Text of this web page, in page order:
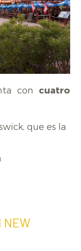
con cuatro
que es la
NEW